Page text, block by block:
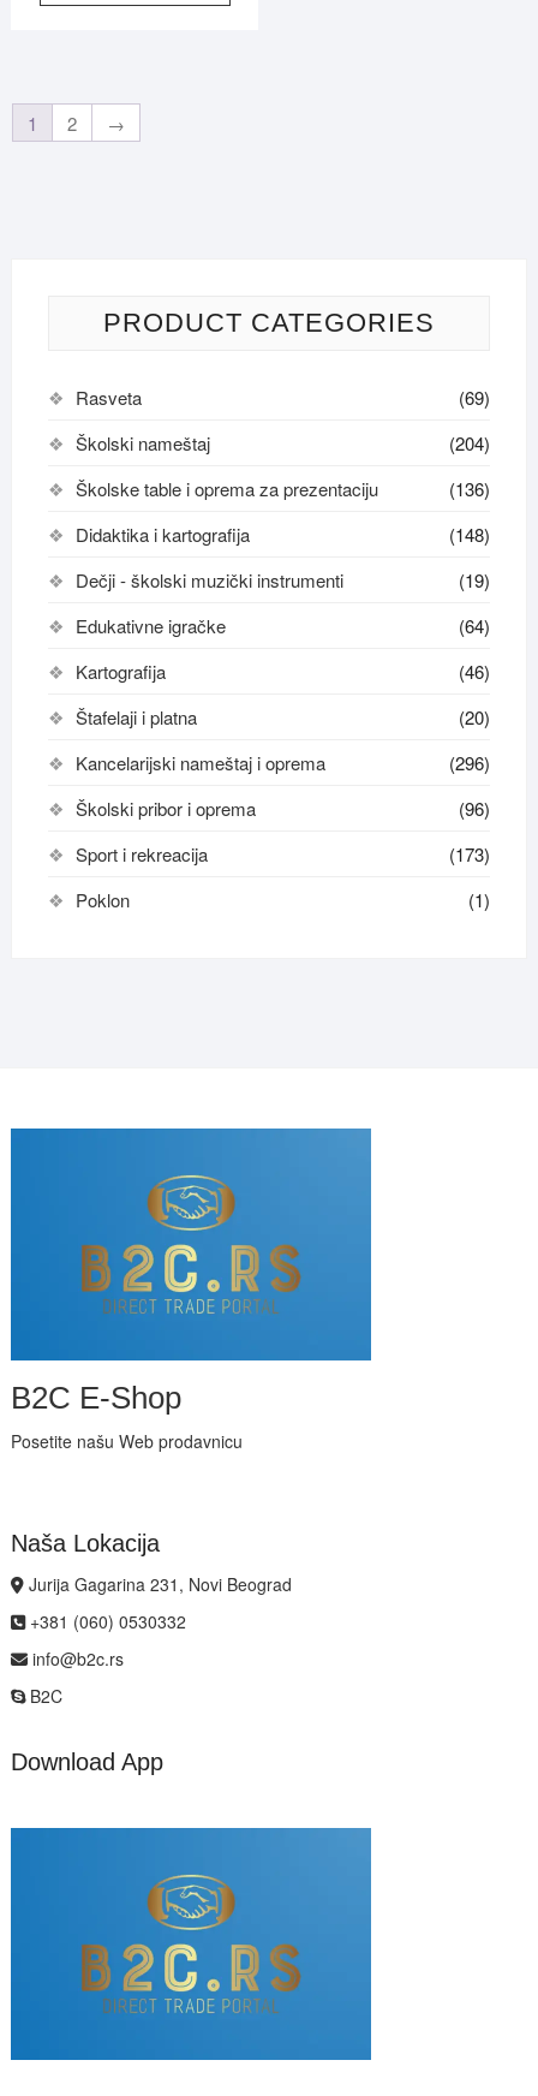
1 2 →
PRODUCT CATEGORIES
Rasveta
(69)
Školski nameštaj
(204)
Školske table i oprema za prezentaciju
(136)
Didaktika i kartografija
(148)
Dečji - školski muzički instrumenti
(19)
Edukativne igračke
(64)
Kartografija
(46)
Štafelaji i platna
(20)
Kancelarijski nameštaj i oprema
(296)
Školski pribor i oprema
(96)
Sport i rekreacija
(173)
Poklon
(1)
B2C E-Shop
Posetite našu Web prodavnicu
Naša Lokacija
Jurija Gagarina 231, Novi Beograd
+381 (060) 0530332
info@b2c.rs
B2C
Download App